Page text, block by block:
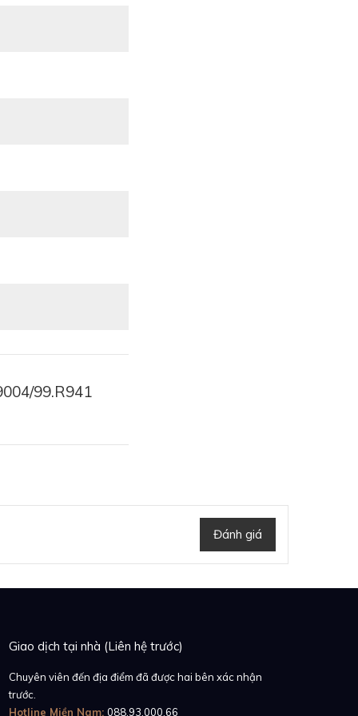
được như vậy.
99.R941
Đánh giá
Giao dịch tại nhà (Liên hệ trước)
Chuyên viên đến địa điểm đã được hai bên xác nhận
trước.
Hotline Miền Nam: 088.93.000.66